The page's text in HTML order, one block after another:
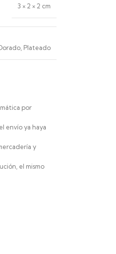
3 × 2 × 2 cm
Plateado
por
envío ya haya
y
el mismo